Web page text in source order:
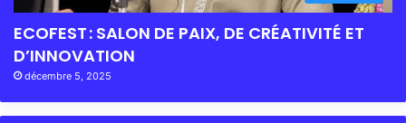
ECOFEST : SALON DE PAIX, DE CRÉATIVITÉ ET
D’INNOVATION
décembre 5, 2025